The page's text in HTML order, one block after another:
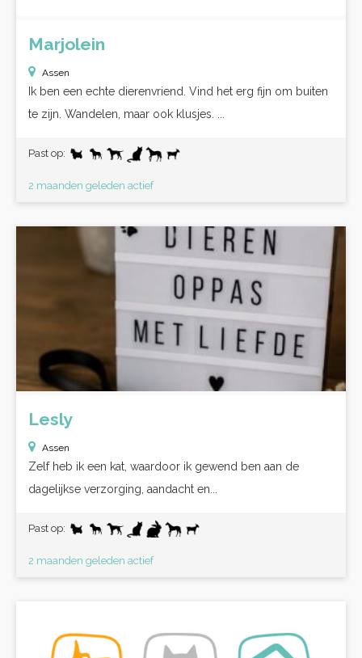
Marjolein
Assen
Ik ben een echte dierenvriend. Vind het erg fijn om buiten
te zijn. Wandelen, maar ook klusjes. ...
Past op:
2 maanden geleden actief
Lesly
Assen
Zelf heb ik een kat, waardoor ik gewend ben aan de
dagelijkse verzorging, aandacht en...
Past op:
2 maanden geleden actief